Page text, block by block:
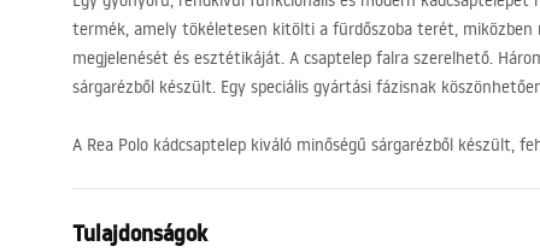
termék, amely tökéletesen kitölti a fürdőszoba terét, miközben
megjelenését és esztétikáját. A csaptelep falra szerelhető.
sárgarézből készült. Egy speciális gyártási fázisnak
A Rea Polo kádcsaptelep kiváló minőségű sárgarézből készült,
Tulajdonságok